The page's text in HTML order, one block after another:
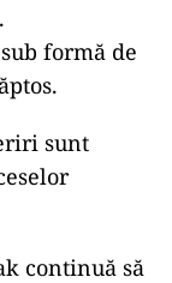
formă de
sunt
continuă să